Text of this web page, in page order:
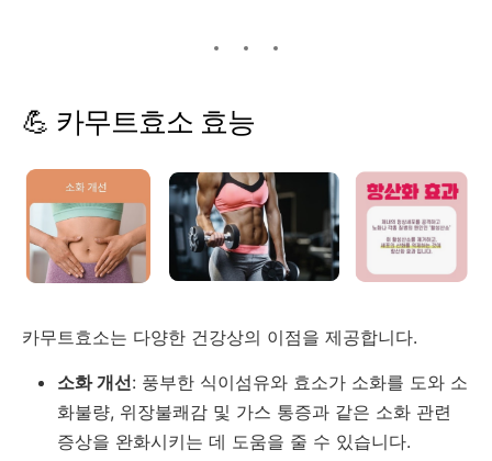
💪 카무트효소 효능
카무트효소는 다양한 건강상의 이점을 제공합니다.
소화개선: 풍부한 식이섬유와 효소가 소화를 도와 소
화불량, 위장불쾌감 및 가스 통증과 같은 소화 관련
증상을 완화시키는 데 도움을 줄 수 있습니다.